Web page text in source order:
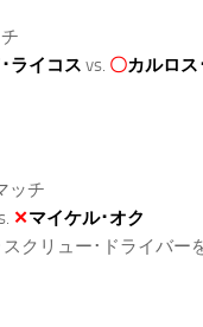
ライコス vs. 〇カルロス
ッチ
✕マイケル･オク
クリュー･ドライバー